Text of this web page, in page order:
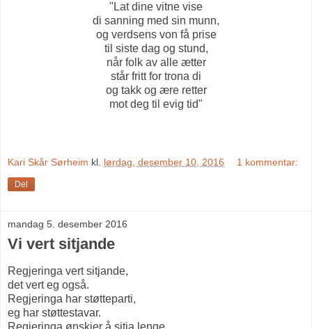
"Lat dine vitne vise
di sanning med sin munn,
og verdsens von få prise
til siste dag og stund,
når folk av alle ætter
står fritt for trona di
og takk og ære retter
mot deg til evig tid"
Kari Skår Sørheim kl. lørdag, desember 10, 2016 1 kommentar:
Del
mandag 5. desember 2016
Vi vert sitjande
Regjeringa vert sitjande,
det vert eg også.
Regjeringa har støtteparti,
eg har støttestavar.
Regjeringa ønskjer å sitja lenge,